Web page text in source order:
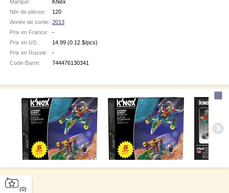
Marque:
KNex
Nbr de pièces:
120
Année de sortie: 2013
Prix en France:
-
Prix en US:
14.99 (0.12 $/pcs)
Prix en Russie:
-
Code-Barre:
744476130341
▦
(0)